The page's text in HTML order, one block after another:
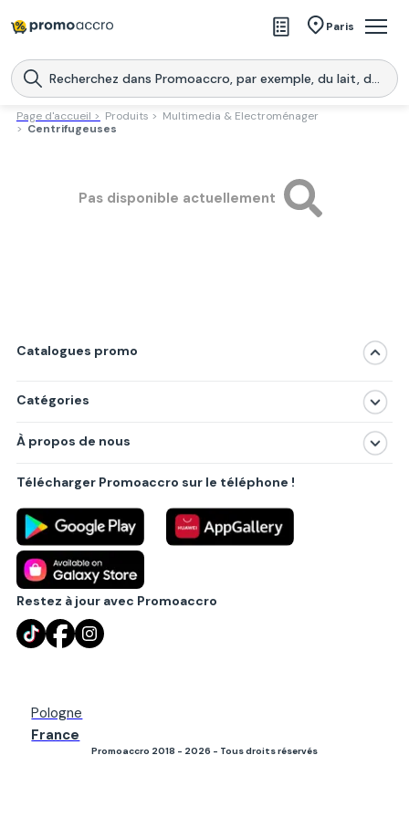
Paris
Magasins
Produits
Page d'accueil > Produits > Multimedia & Electroménager
> Centrifugeuses
Pas disponible actuellement
Catalogues promo
Catégories
Produits
Villes principales
À propos de nous
Politique de confidentialité
Règlements
Partenariat B2B
Blog
Contact
Télécharger Promoaccro sur le téléphone !
Restez à jour avec Promoaccro
Pologne
France
Promoaccro 2018 - 2026 - Tous droits réservés